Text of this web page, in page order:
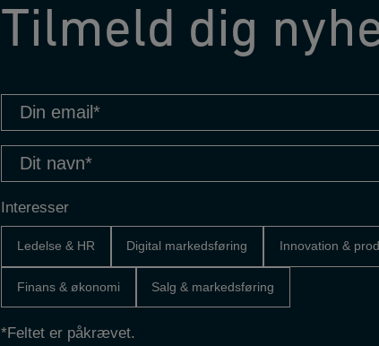
Tilmeld dig
Din
email
(Påkrævet)
navn
(Påkrævet)
Interesser
Ledelse & HR Digital markedsføring Innovation &
Finans & økonomi Salg & markedsføring
*Feltet er påkrævet.